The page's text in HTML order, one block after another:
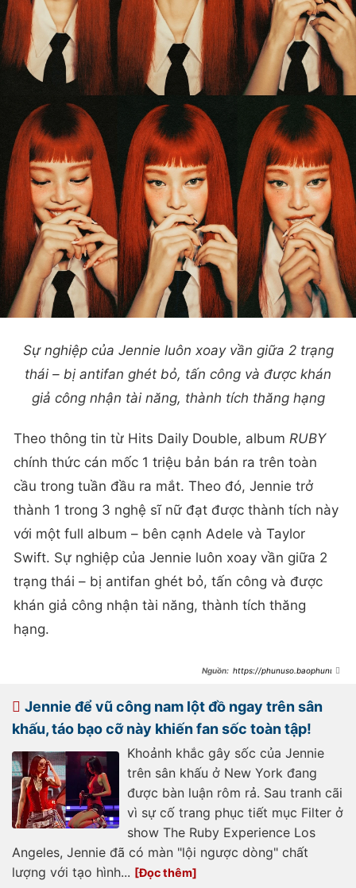
Sự nghiệp của Jennie luôn xoay vần giữa 2 trạng
thái – bị antifan ghét bỏ, tấn công và được khán
giả công nhận tài năng, thành tích thăng hạng
Theo thông tin từ Hits Daily Double, album RUBY
chính thức cán mốc 1 triệu bản bán ra trên toàn
cầu trong tuần đầu ra mắt. Theo đó, Jennie trở
thành 1 trong 3 nghệ sĩ nữ đạt được thành tích này
với một full album – bên cạnh Adele và Taylor
Swift. Sự nghiệp của Jennie luôn xoay vần giữa 2
trạng thái – bị antifan ghét bỏ, tấn công và được
khán giả công nhận tài năng, thành tích thăng
hạng.
https://phunuso.baophunuth
193250318165946512.htm
Jennie để vũ công nam lột đồ ngay trên sân
khấu, táo bạo cỡ này khiến fan sốc toàn tập!
Khoảnh khắc gây sốc của Jennie
trên sân khấu ở New York đang
được bàn luận rôm rả. Sau tranh cãi
vì sự cố trang phục tiết mục Filter ở
show The Ruby Experience Los
Angeles, Jennie đã có màn "lội ngược dòng" chất
lượng với tạo hình...